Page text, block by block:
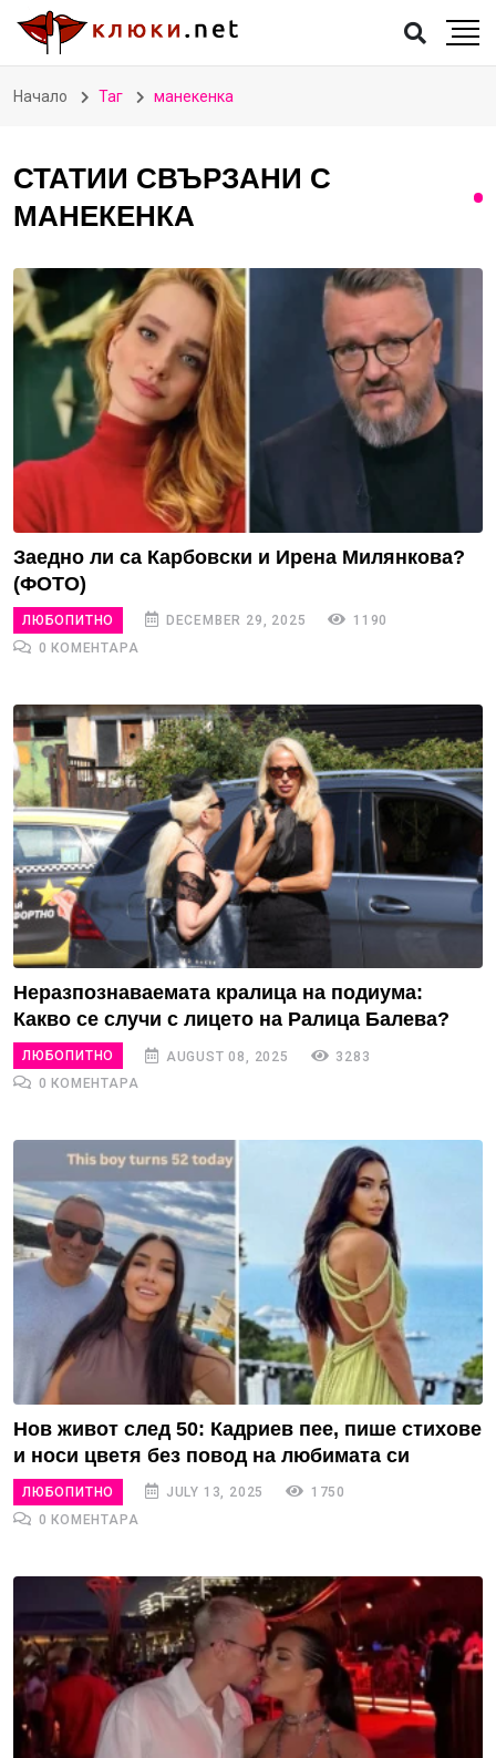
Начало Таг манекенка
СТАТИИ СВЪРЗАНИ С
МАНЕКЕНКА
Заедно ли са Карбовски и Ирена Милянкова?
(ФОТО)
ЛЮБОПИТНО DECEMBER 29, 2025
1190
0 КОМЕНТАРА
Неразпознаваемата кралица на подиума:
Какво се случи с лицето на Ралица Балева?
ЛЮБОПИТНО AUGUST 08, 2025
3283
0 КОМЕНТАРА
Нов живот след 50: Кадриев пее, пише стихове
и носи цветя без повод на любимата си
ЛЮБОПИТНО JULY 13, 2025
1750
0 КОМЕНТАРА